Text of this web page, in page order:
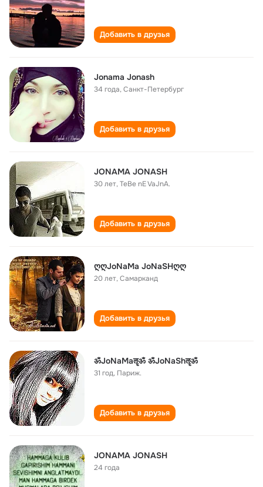
Добавить в друзья
Jonama Jonash
34 года,Санкт-Петербург
Добавить в друзья
JONAMA JONASH
30 лет,TeBe nE VaJnA.
Добавить в друзья
ღღJoNaMa JoNaSHღღ
20 лет,Самарканд
Добавить в друзья
ॐJoNaMaॡॐ ॐJoNaShॡॐ
31 год, Париж.
Добавить в друзья
JONAMA JONASH
24 года